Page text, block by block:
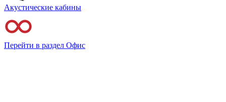
Акустические кабины
Перейти в раздел Офис